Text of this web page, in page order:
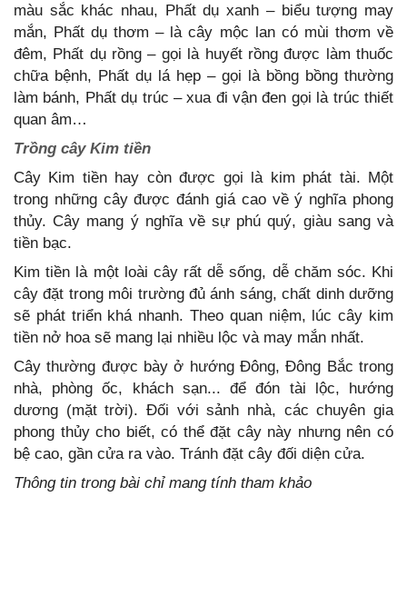
màu sắc khác nhau, Phất dụ xanh – biểu tượng may
mắn, Phất dụ thơm – là cây mộc lan có mùi thơm về
đêm, Phất dụ rồng – gọi là huyết rồng được làm thuốc
chữa bệnh, Phất dụ lá hẹp – gọi là bồng bồng thường
làm bánh, Phất dụ trúc – xua đi vận đen gọi là trúc thiết
quan âm…
Trồng cây Kim tiền
Cây Kim tiền hay còn được gọi là kim phát tài. Một
trong những cây được đánh giá cao về ý nghĩa phong
thủy. Cây mang ý nghĩa về sự phú quý, giàu sang và
tiền bạc.
Kim tiền là một loài cây rất dễ sống, dễ chăm sóc. Khi
cây đặt trong môi trường đủ ánh sáng, chất dinh dưỡng
sẽ phát triển khá nhanh. Theo quan niệm, lúc cây kim
tiền nở hoa sẽ mang lại nhiều lộc và may mắn nhất.
Cây thường được bày ở hướng Đông, Đông Bắc trong
nhà, phòng ốc, khách sạn... để đón tài lộc, hướng
dương (mặt trời). Đối với sảnh nhà, các chuyên gia
phong thủy cho biết, có thể đặt cây này nhưng nên có
bệ cao, gần cửa ra vào. Tránh đặt cây đối diện cửa.
Thông tin trong bài chỉ mang tính tham khảo